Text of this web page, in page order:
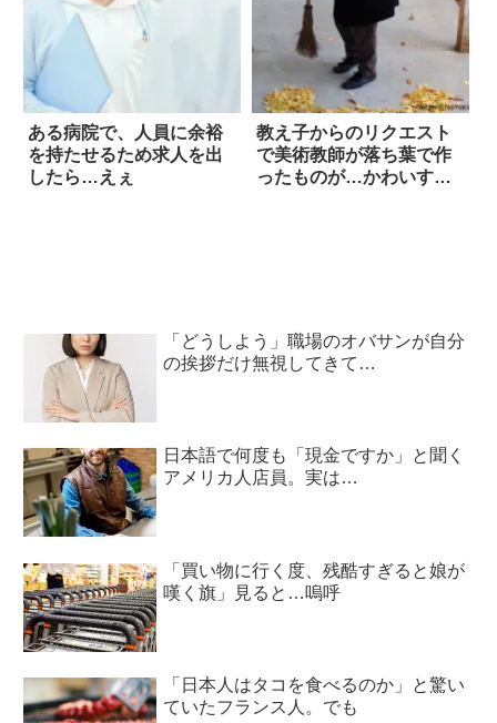
ある病院で、人員に余裕
を持たせるため求人を出
したら…えぇ
教え子からのリクエスト
で美術教師が落ち葉で作
ったものが…かわいすぎ
「どうしよう」職場のオバサンが自分
の挨拶だけ無視してきて…
日本語で何度も「現金ですか」と聞く
アメリカ人店員。実は…
「買い物に行く度、残酷すぎると娘が
嘆く旗」見ると…嗚呼
「日本人はタコを食べるのか」と驚い
ていたフランス人。でも